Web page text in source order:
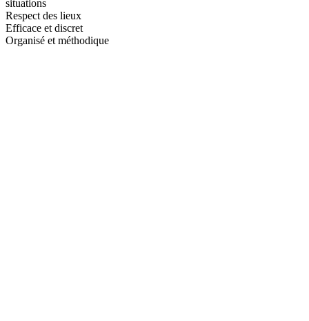
situations
Respect des lieux
Efficace et discret
Organisé et méthodique